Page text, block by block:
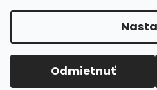
Odmietnuť
Sledovať na
Upraviť